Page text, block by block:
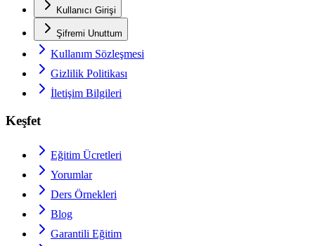
Kullanıcı Girişi
Şifremi Unuttum
Kullanım Sözleşmesi
Gizlilik Politikası
İletişim Bilgileri
Keşfet
Eğitim Ücretleri
Yorumlar
Ders Örnekleri
Blog
Garantili Eğitim